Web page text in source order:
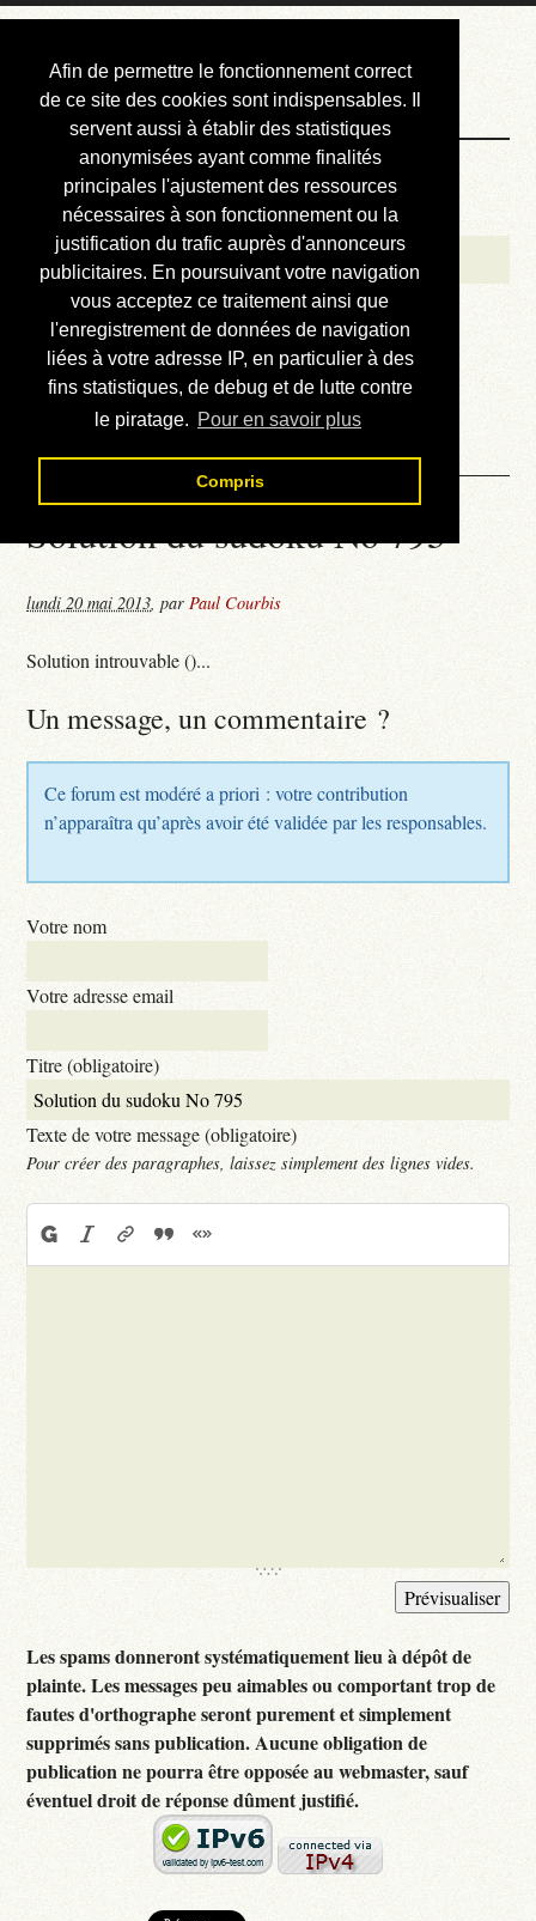
Afin de permettre le fonctionnement correct
de ce site des cookies sont indispensables. Il
servent aussi à établir des statistiques
anonymisées ayant comme finalités
principales l'ajustement des ressources
nécessaires à son fonctionnement ou la
justification du trafic auprès d'annonceurs
publicitaires. En poursuivant votre navigation
vous acceptez ce traitement ainsi que
l'enregistrement de données de navigation
liées à votre adresse IP, en particulier à des
fins statistiques, de debug et de lutte contre
le piratage. Pour en savoir plus
Compris
Courbis, « LE »
Blog Officiel
Bienvenue
Réalisations
Divers (et d’été)
Annonces
Liens externes
Téléchargement
Contact
Solution du sudoku No 795
lundi 20 mai 2013,parPaul Courbis
Solution introuvable ()...
Un message, un commentaire ?
Ce forum est modéré a priori : votre contribution
n’apparaîtra qu’après avoir été validée par les responsables.
Votre nom
Votre adresse email
Titre (obligatoire)
Texte de votre message (obligatoire)
Pour créer des paragraphes, laissez simplement des lignes vides.
Les spams donneront systématiquement lieu à dépôt de
plainte. Les messages peu aimables ou comportant trop de
fautes d'orthographe seront purement et simplement
supprimés sans publication. Aucune obligation de
publication ne pourra être opposée au webmaster, sauf
éventuel droit de réponse dûment justifié.